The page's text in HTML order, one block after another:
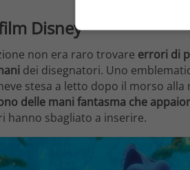
Disney
non era raro trovare errori di
dei disegnatori. Uno
stesa a letto dopo il morso
delle mani fantasma che
hanno sbagliato a inserire.